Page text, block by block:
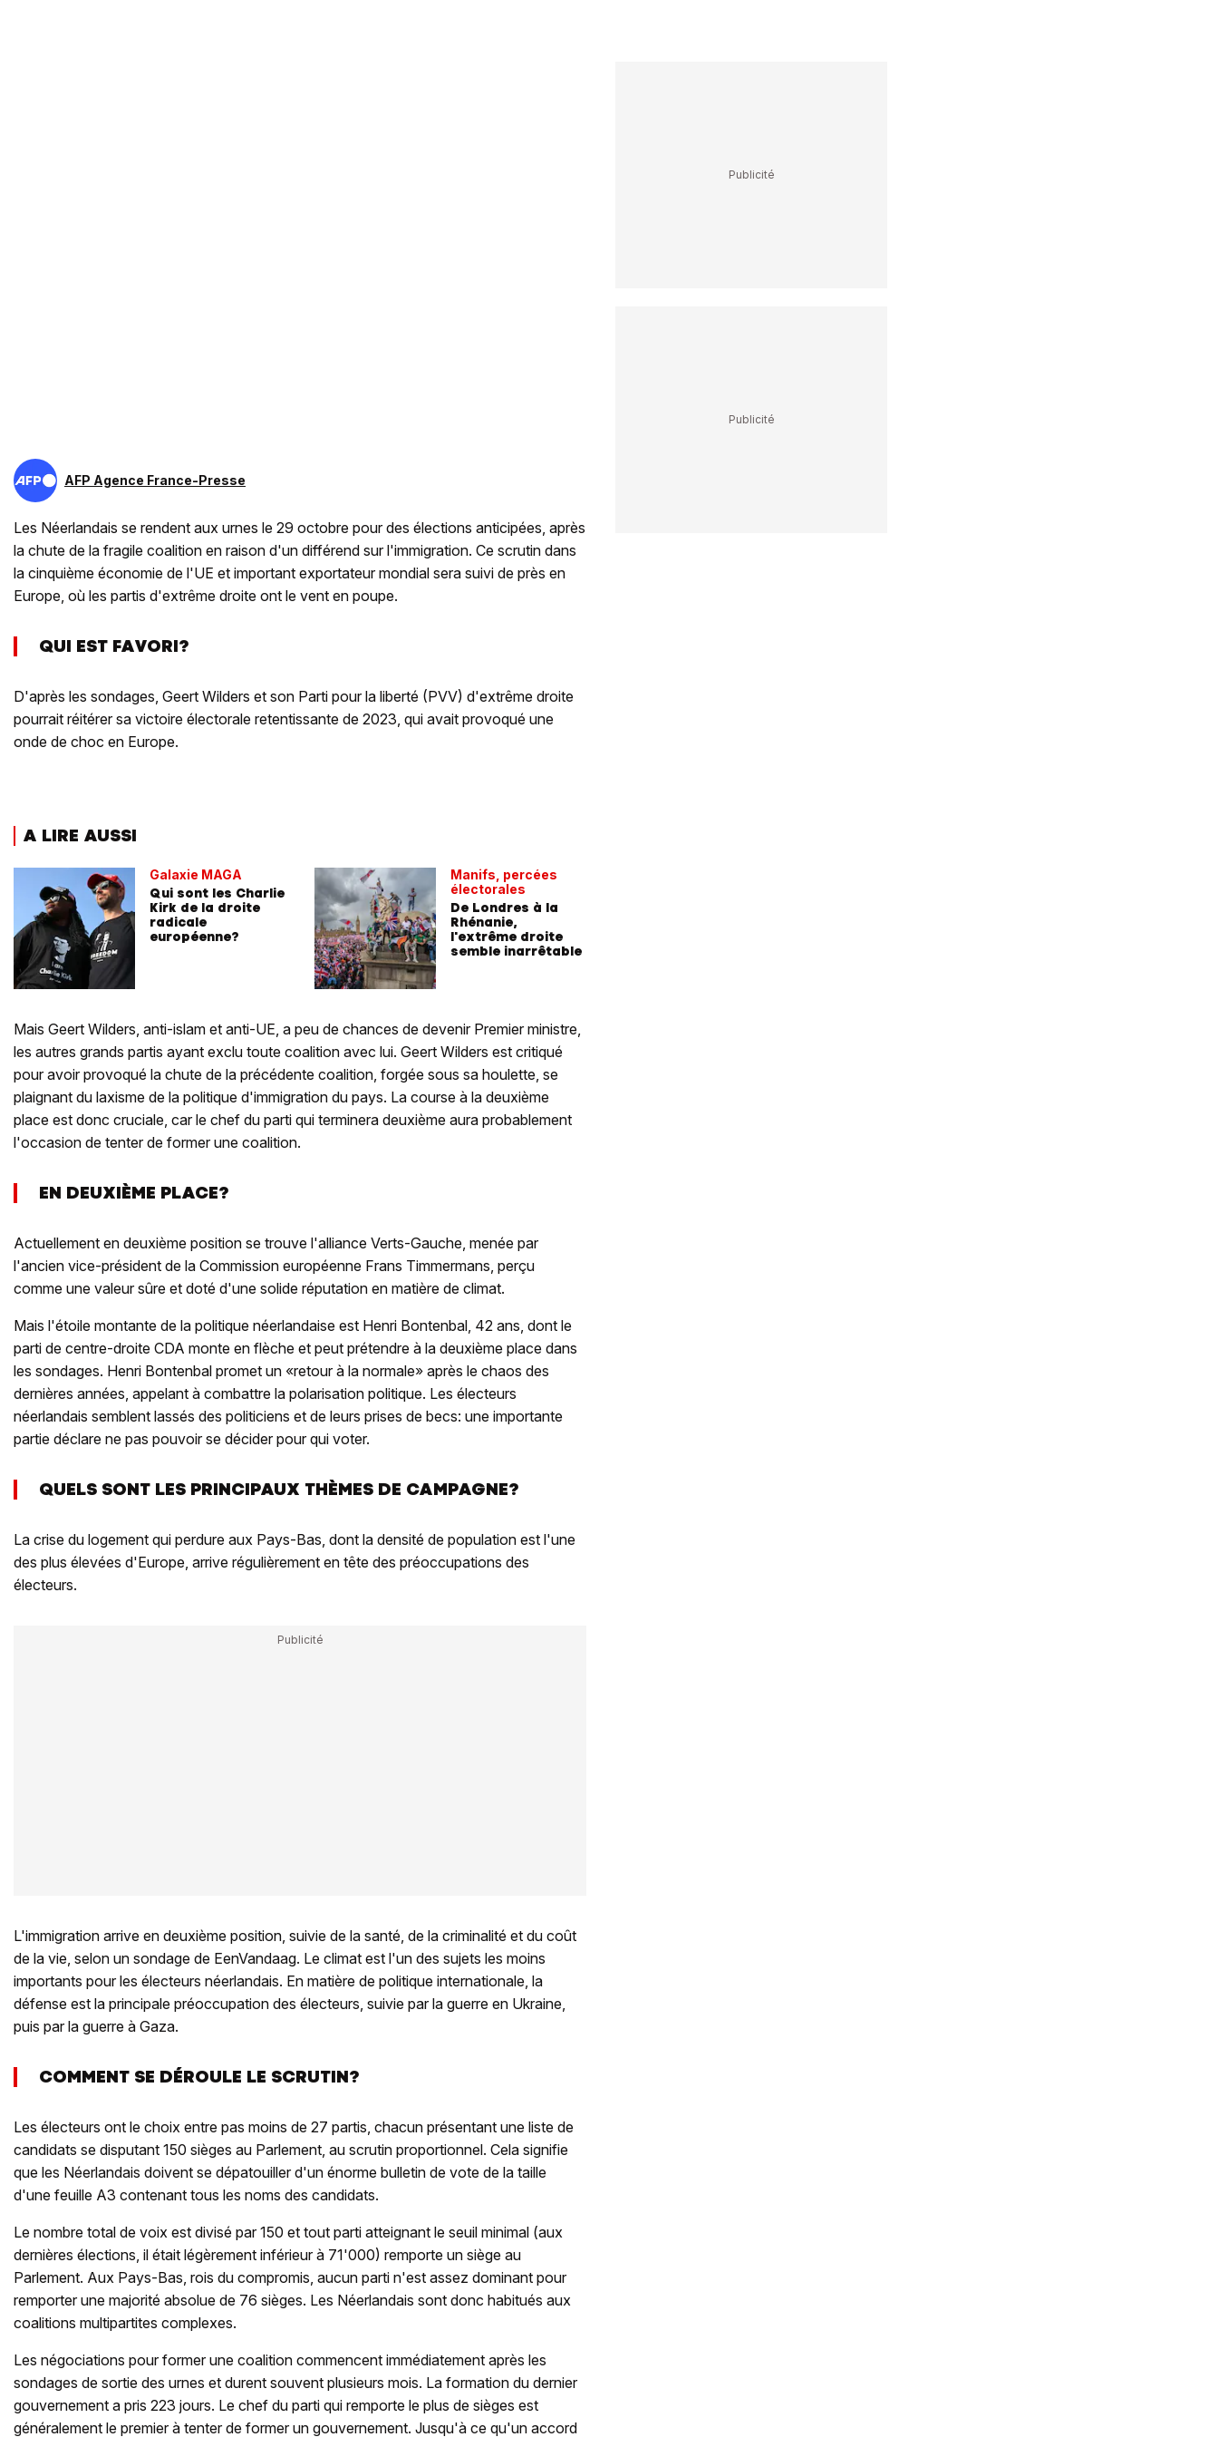
AFP Agence France-Presse
Les Néerlandais se rendent aux urnes le 29 octobre pour des élections anticipées, après
la chute de la fragile coalition en raison d'un différend sur l'immigration. Ce scrutin dans
la cinquième économie de l'UE et important exportateur mondial sera suivi de près en
Europe, où les partis d'extrême droite ont le vent en poupe.
QUI EST FAVORI?
D'après les sondages, Geert Wilders et son Parti pour la liberté (PVV) d'extrême droite
pourrait réitérer sa victoire électorale retentissante de 2023, qui avait provoqué une
onde de choc en Europe.
A LIRE AUSSI
Galaxie MAGA
Qui sont les Charlie
Kirk de la droite
radicale
européenne?
Manifs, percées
électorales
De Londres à la
Rhénanie,
l'extrême droite
semble inarrêtable
Mais Geert Wilders, anti-islam et anti-UE, a peu de chances de devenir Premier ministre,
les autres grands partis ayant exclu toute coalition avec lui. Geert Wilders est critiqué
pour avoir provoqué la chute de la précédente coalition, forgée sous sa houlette, se
plaignant du laxisme de la politique d'immigration du pays. La course à la deuxième
place est donc cruciale, car le chef du parti qui terminera deuxième aura probablement
l'occasion de tenter de former une coalition.
EN DEUXIÈME PLACE?
Actuellement en deuxième position se trouve l'alliance Verts-Gauche, menée par
l'ancien vice-président de la Commission européenne Frans Timmermans, perçu
comme une valeur sûre et doté d'une solide réputation en matière de climat.
Mais l'étoile montante de la politique néerlandaise est Henri Bontenbal, 42 ans, dont le
parti de centre-droite CDA monte en flèche et peut prétendre à la deuxième place dans
les sondages. Henri Bontenbal promet un «retour à la normale» après le chaos des
dernières années, appelant à combattre la polarisation politique. Les électeurs
néerlandais semblent lassés des politiciens et de leurs prises de becs: une importante
partie déclare ne pas pouvoir se décider pour qui voter.
QUELS SONT LES PRINCIPAUX THÈMES DE CAMPAGNE?
La crise du logement qui perdure aux Pays-Bas, dont la densité de population est l'une
des plus élevées d'Europe, arrive régulièrement en tête des préoccupations des
électeurs.
L'immigration arrive en deuxième position, suivie de la santé, de la criminalité et du coût
de la vie, selon un sondage de EenVandaag. Le climat est l'un des sujets les moins
importants pour les électeurs néerlandais. En matière de politique internationale, la
défense est la principale préoccupation des électeurs, suivie par la guerre en Ukraine,
puis par la guerre à Gaza.
COMMENT SE DÉROULE LE SCRUTIN?
Les électeurs ont le choix entre pas moins de 27 partis, chacun présentant une liste de
candidats se disputant 150 sièges au Parlement, au scrutin proportionnel. Cela signifie
que les Néerlandais doivent se dépatouiller d'un énorme bulletin de vote de la taille
d'une feuille A3 contenant tous les noms des candidats.
Le nombre total de voix est divisé par 150 et tout parti atteignant le seuil minimal (aux
dernières élections, il était légèrement inférieur à 71'000) remporte un siège au
Parlement. Aux Pays-Bas, rois du compromis, aucun parti n'est assez dominant pour
remporter une majorité absolue de 76 sièges. Les Néerlandais sont donc habitués aux
coalitions multipartites complexes.
Les négociations pour former une coalition commencent immédiatement après les
sondages de sortie des urnes et durent souvent plusieurs mois. La formation du dernier
gouvernement a pris 223 jours. Le chef du parti qui remporte le plus de sièges est
généralement le premier à tenter de former un gouvernement. Jusqu'à ce qu'un accord